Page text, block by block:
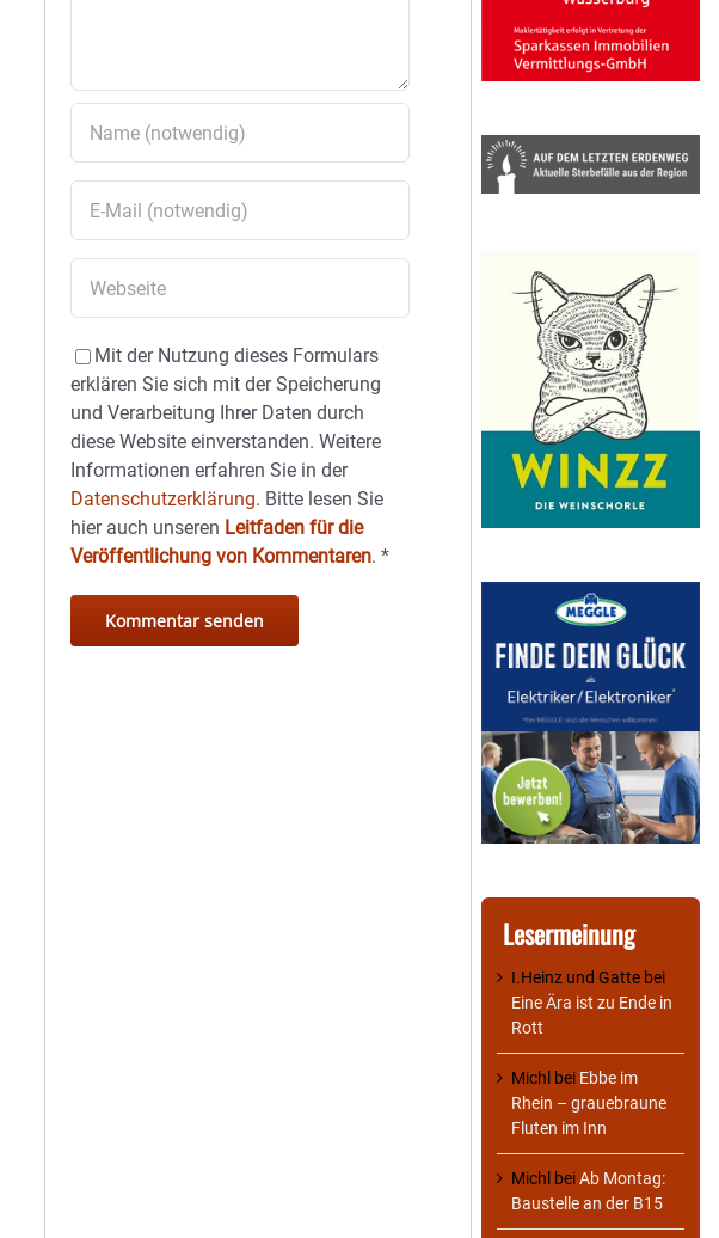
Mit der Nutzung dieses Formulars
erklären Sie sich mit der Speicherung
und Verarbeitung Ihrer Daten durch
diese Website einverstanden. Weitere
Informationen erfahren Sie in der
Datenschutzerklärung. Bitte lesen Sie
hier auch unseren Leitfaden für die
Veröffentlichung von Kommentaren.*
Lesermeinung
I.Heinz und Gatte bei
Eine Ära ist zu Ende in
Rott
Michl bei Ebbe im
Rhein – grauebraune
Fluten im Inn
Michl beiAb Montag:
Baustelle an der B15